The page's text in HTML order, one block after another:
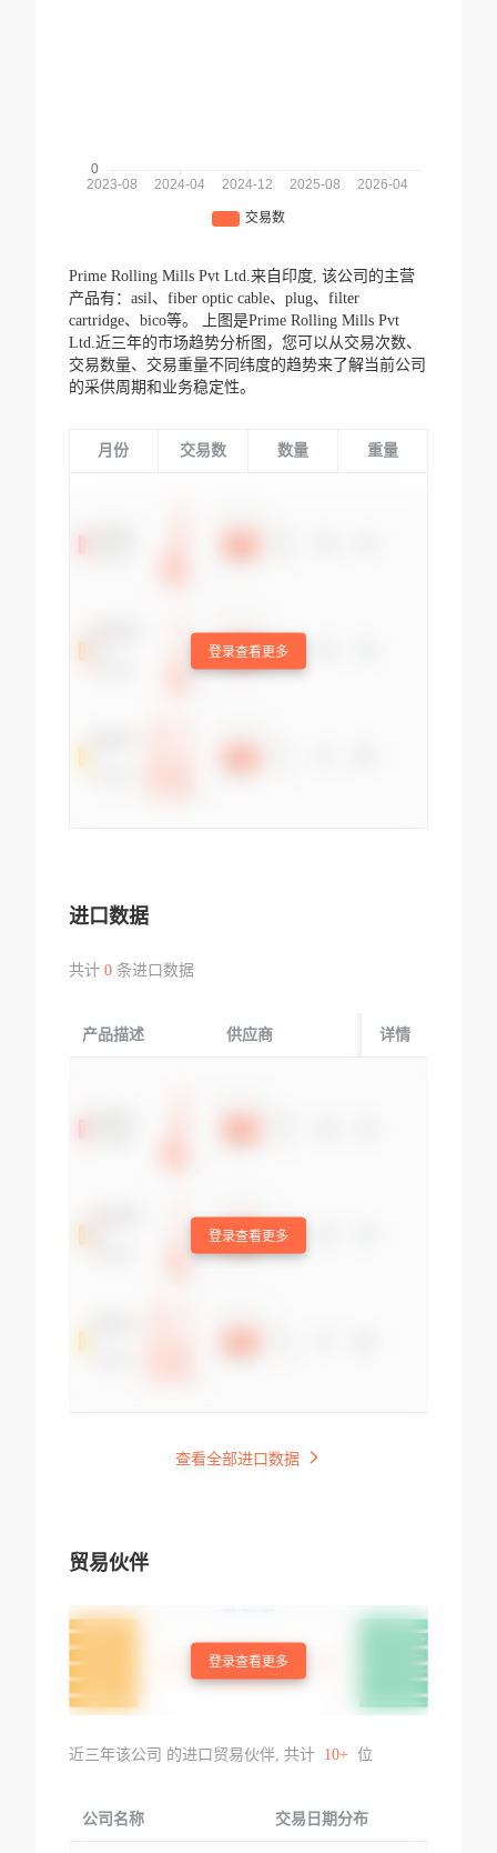
Prime Rolling Mills Pvt Ltd.来自印度, 该公司的主营
产品有：asil、fiber optic cable、plug、filter
cartridge、bico等。
上图是Prime Rolling Mills Pvt
Ltd.近三年的市场趋势分析图，您可以从交易次数、
交易数量、交易重量不同纬度的趋势来了解当前公司
的采供周期和业务稳定性。
月份 交易数 数量 重量
登录查看更多
进口数据
共计 0条进口数据
产品描述 供应商 起运国/地区
详情
登录查看更多
查看全部进口数据
贸易伙伴
登录查看更多
近三年该公司 的进口贸易伙伴, 共计 10+ 位
公司名称 交易日期分布